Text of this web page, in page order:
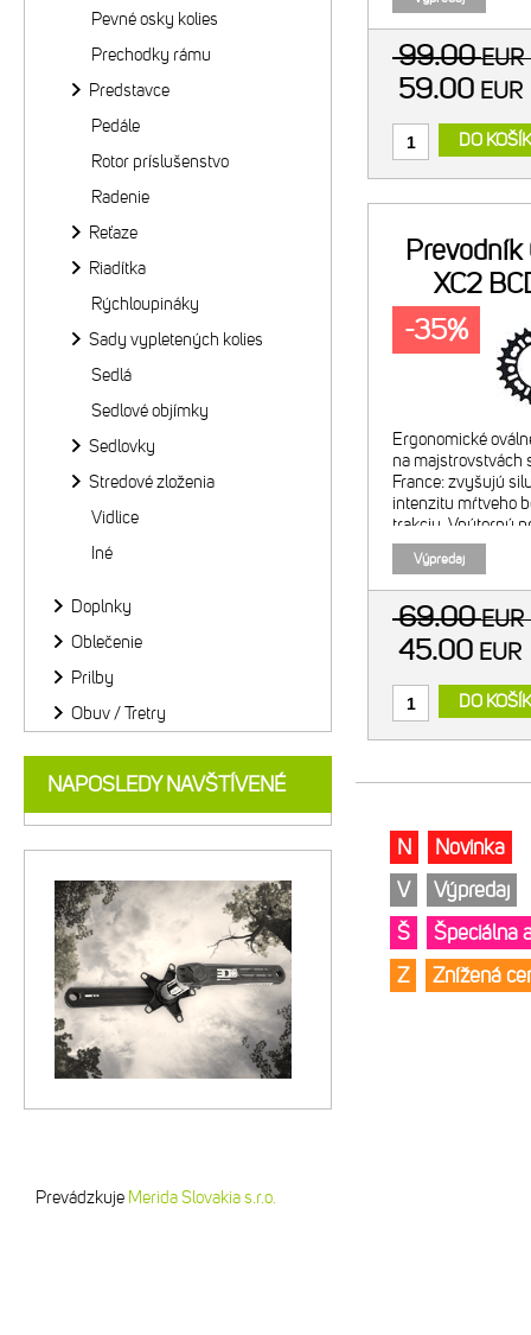
vnútorným
2x9/10 26"
99.00
59.00 EUR
DO
XC2
Ergonomické
na majstrovstvách
France: zvyšujú
intenzitu mŕtveho
trakciu. Vnútorný
Odporúčaná
prevodníkom.
Výpredaj
-35%
69.00
45.00 EUR
DO
N
Novinka
V
Výpredaj
Š
Špeciálna
Z
Znížená
Pevné osky kolies
Prechodky rámu
Predstavce
Pedále
Rotor príslušenstvo
Radenie
Reťaze
Riadítka
Rýchloupináky
Sady vypletených kolies
Sedlá
Sedlové objímky
Sedlovky
Stredové zloženia
Vidlice
Iné
Doplnky
Oblečenie
Prilby
Obuv / Tretry
NAPOSLEDY NAVŠTÍVENÉ
Prevádzkuje Merida Slovakia s.r.o.